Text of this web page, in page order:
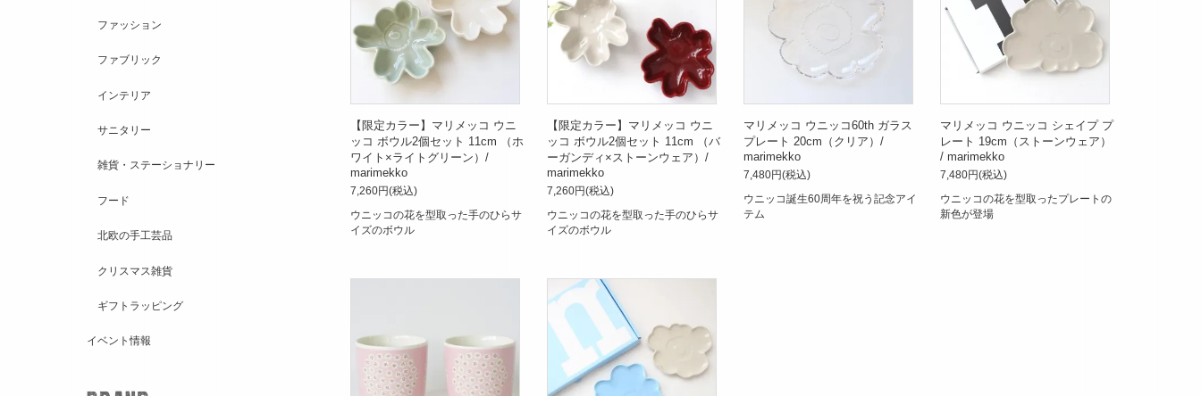
【限定カラー】マリメッコ ウニ
ッコ ボウル2個セット 11cm （ホ
ワイト×ライトグリーン）/
marimekko
7,260円(税込)
ウニッコの花を型取った手のひらサ
イズのボウル
【限定カラー】マリメッコ ウニ
ッコ ボウル2個セット 11cm （バ
ーガンディ×ストーンウェア）/
marimekko
7,260円(税込)
ウニッコの花を型取った手のひらサ
イズのボウル
マリメッコ ウニッコ60th ガラス
プレート 20cm（クリア）/
marimekko
7,480円(税込)
ウニッコ誕生60周年を祝う記念アイ
テム
マリメッコ ウニッコ シェイプ プ
レート 19cm（ストーンウェア）
/ marimekko
7,480円(税込)
ウニッコの花を型取ったプレートの
新色が登場
ファッション
ファブリック
インテリア
サニタリー
雑貨・ステーショナリー
フード
北欧の手工芸品
クリスマス雑貨
ギフトラッピング
イベント情報